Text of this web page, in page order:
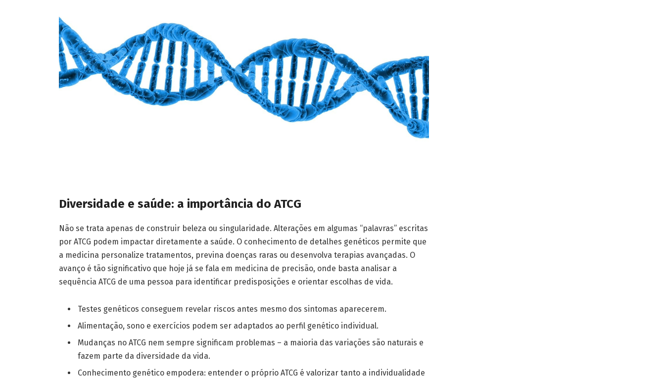
Diversidade e saúde: a importância do ATCG
Não se trata apenas de construir beleza ou singularidade. Alterações em algumas “palavras” escritas
por ATCG podem impactar diretamente a saúde. O conhecimento de detalhes genéticos permite que
a medicina personalize tratamentos, previna doenças raras ou desenvolva terapias avançadas. O
avanço é tão significativo que hoje já se fala em medicina de precisão, onde basta analisar a
sequência ATCG de uma pessoa para identificar predisposições e orientar escolhas de vida.
Testes genéticos conseguem revelar riscos antes mesmo dos sintomas aparecerem.
Alimentação, sono e exercícios podem ser adaptados ao perfil genético individual.
Mudanças no ATCG nem sempre significam problemas – a maioria das variações são naturais e
fazem parte da diversidade da vida.
Conhecimento genético empodera: entender o próprio ATCG é valorizar tanto a individualidade